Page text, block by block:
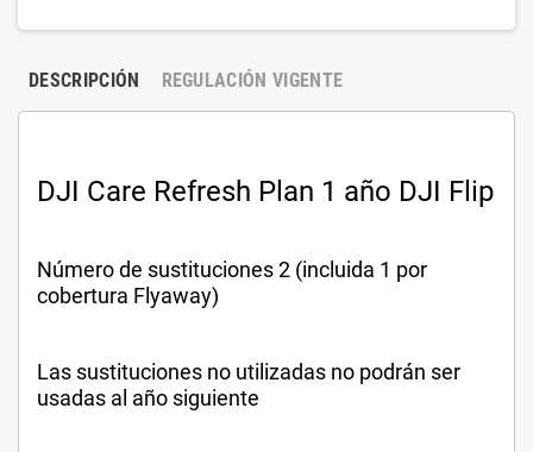
DESCRIPCIÓN REGULACIÓN VIGENTE
DJI Care Refresh Plan 1 año DJI Flip
Número de sustituciones 2 (incluida 1 por
cobertura Flyaway)
Las sustituciones no utilizadas no podrán ser
usadas al año siguiente